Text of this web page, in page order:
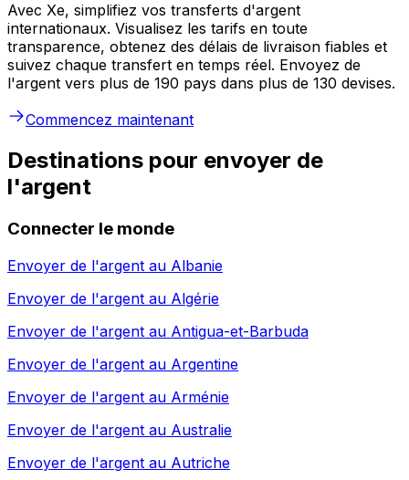
Avec Xe, simplifiez vos transferts d'argent
internationaux. Visualisez les tarifs en toute
transparence, obtenez des délais de livraison fiables et
suivez chaque transfert en temps réel. Envoyez de
l'argent vers plus de 190 pays dans plus de 130 devises.
Commencez maintenant
Destinations pour envoyer de
l'argent
Connecter le monde
Envoyer de l'argent au Albanie
Envoyer de l'argent au Algérie
Envoyer de l'argent au Antigua-et-Barbuda
Envoyer de l'argent au Argentine
Envoyer de l'argent au Arménie
Envoyer de l'argent au Australie
Envoyer de l'argent au Autriche